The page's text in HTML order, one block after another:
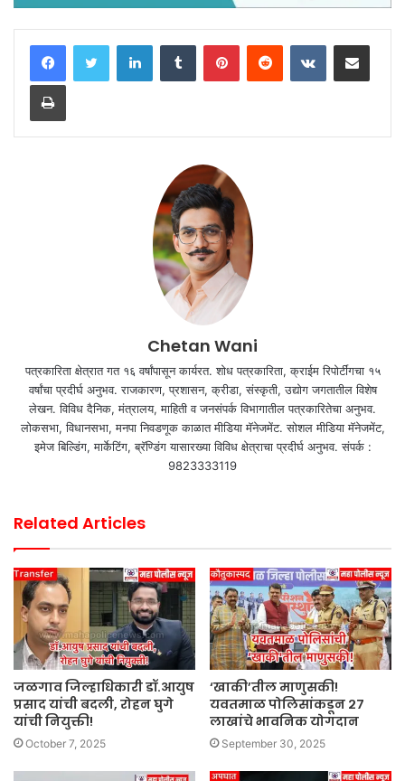
LinkedInTumblr PinterestReddit VKontakteShare via Email
Print
Chetan Wani
पत्रकारिता क्षेत्रात गत १६ वर्षांपासून कार्यरत. शोध पत्रकारिता, क्राईम रिपोर्टींगचा १५
वर्षांचा प्रदीर्घ अनुभव. राजकारण, प्रशासन, क्रीडा, संस्कृती, उद्योग जगतातील विशेष
लेखन. विविध दैनिक, मंत्रालय, माहिती व जनसंपर्क विभागातील पत्रकारितेचा अनुभव.
लोकसभा, विधानसभा, मनपा निवडणूक काळात मीडिया मॅनेजमेंट. सोशल मीडिया मॅनेजमेंट,
इमेज बिल्डिंग, मार्केटिंग, ब्रॅण्डिंग यासारख्या विविध क्षेत्राचा प्रदीर्घ अनुभव. संपर्क :
9823333119
Related Articles
जळगाव जिल्हाधिकारी डॉ.आयुष
प्रसाद यांची बदली, रोहन घुगे
यांची नियुक्ती!
October 7, 2025
‘खाकी’तील माणुसकी!
यवतमाळ पोलिसांकडून २७
लाखांचे भावनिक योगदान
September 30, 2025